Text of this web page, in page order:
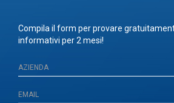
Compila il form per provare
informativi per 2 mesi!